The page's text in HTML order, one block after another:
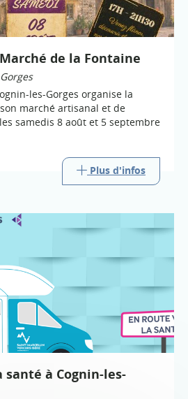
de la Fontaine
les-Gorges organise la
marché artisanal et de
samedis 8 août et 5 septembre
Plus d'infos
santé à Cognin-les-